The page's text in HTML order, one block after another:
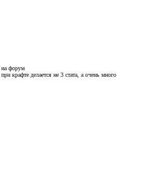
на форум
крафте делается не 3 стата, а очень много